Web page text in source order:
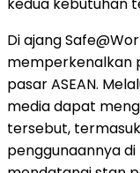
Di ajang
memperkenalkan
pasar ASEAN.
media dapat
tersebut,
penggunaannya